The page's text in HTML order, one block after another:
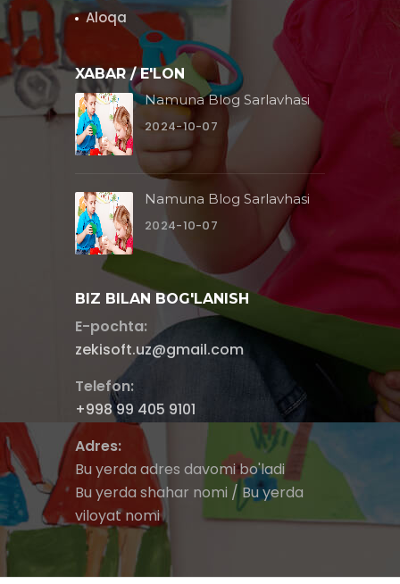
Aloqa
XABAR / E'LON
Namuna Blog Sarlavhasi
2024-10-07
Namuna Blog Sarlavhasi
2024-10-07
BIZ BILAN BOG'LANISH
E-pochta:
zekisoft.uz@gmail.com
Telefon:
+998 99 405 9101
Adres:
Bu yerda adres davomi bo'ladi
Bu yerda shahar nomi / Bu yerda
viloyat nomi